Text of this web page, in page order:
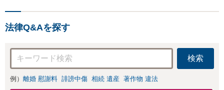
は損をしてしまうかもしれ
法律Q&Aを探す
検索
例） 離婚 慰謝料 誹謗中傷 相続 遺産 著作物 違法